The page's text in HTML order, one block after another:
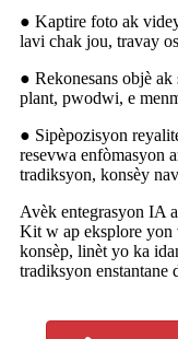
● Kaptire foto ak
lavi chak jou, travay
● Rekonesans objè
plant, pwodwi, e
● Sipèpozisyon
resevwa enfòmasyon
tradiksyon, konsèy
Avèk entegrasyon IA
Kit w ap eksplore yon
konsèp, linèt yo ka
tradiksyon enstantane